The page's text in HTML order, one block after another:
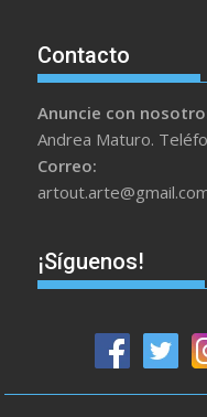
Contacto
Anuncie con
Andrea Maturo.
Correo:
¡Síguenos!